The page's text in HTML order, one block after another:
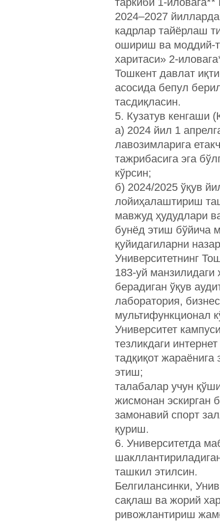
2024–2027
кадрлар тайёрлаш
ошириш ва моддий-
харитаси» 2-
Тошкент давлат
асосида бепул
тасдиқласин.
5. Кузатув кенгаши
а) 2024 йил 1
лавозимларига
тажрибасига эга
кўрсин;
б) 2024/2025 ўқув
лойиҳалаштириш
мавжуд ҳудудлари
бунёд этиш бўйича
қуйидагиларни
Университетнинг
183-уй манзилидаги
берадиган ўқув
лаборатория,
мультифункционал
Университет
тезликдаги
тадқиқот
этиш;
талабалар учун
жисмонан эскирган
замонавий спорт
қуриш.
6. Университетда
ташкил этилсин.
Белгилансинки,
сақлаш ва жорий
ривожлантириш